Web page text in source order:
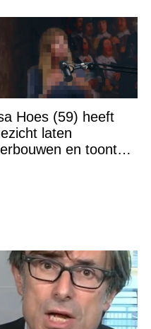
Hoes (59) heeft
laten
en toont